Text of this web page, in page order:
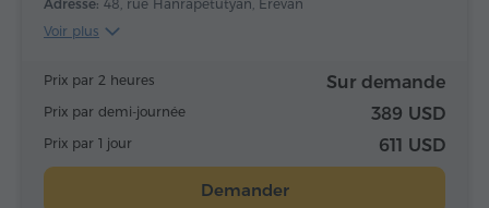
Adresse: 48, rue Hanrapetutyan, Erevan
Voir plus
Prix par 2 heures Sur demande
Prix par demi-journée 389 USD
Prix par 1 jour 611 USD
Demander